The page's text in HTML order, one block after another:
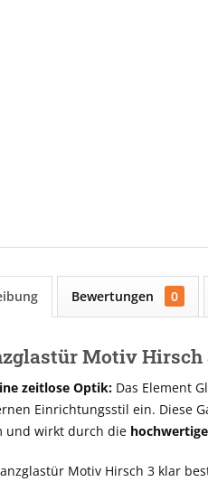
Bewertungen 0
Motiv Hirsch
zeitlose Optik: Das Element
Einrichtungsstil ein. Diese
und wirkt durch die
Motiv Hirsch 3 klar